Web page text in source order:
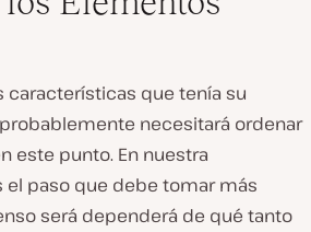
características que tenía su
necesitará ordenar
este punto. En nuestra
el paso que debe tomar más
será dependerá de qué tanto